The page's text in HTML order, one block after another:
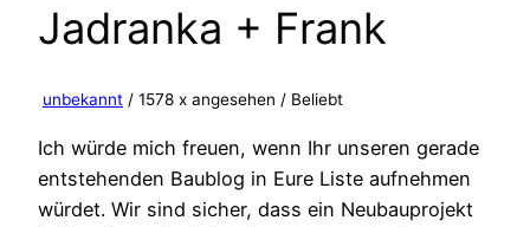
Jadranka + Frank
unbekannt / 1578 x angesehen / Beliebt
Ich würde mich freuen, wenn Ihr unseren gerade
entstehenden Baublog in Eure Liste aufnehmen
würdet. Wir sind sicher, dass ein Neubauprojekt